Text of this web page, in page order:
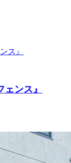
ンス』